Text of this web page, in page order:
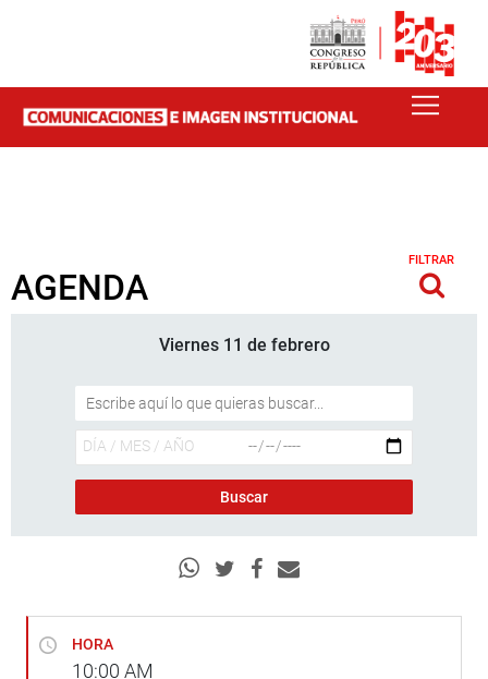
AGENDA
FILTRAR
Viernes 11 de febrero
HORA
10:00 AM